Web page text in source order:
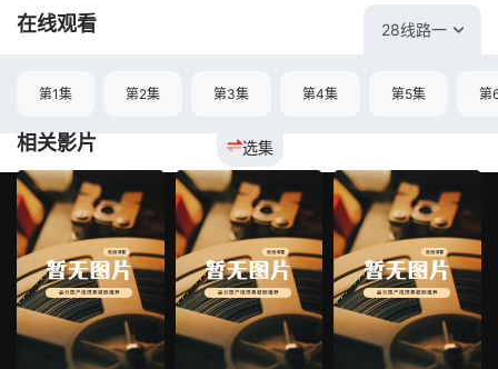
在线观看 28线路一
选集
第1集 第2集 第3集 第4集 第5集 第
相关影片